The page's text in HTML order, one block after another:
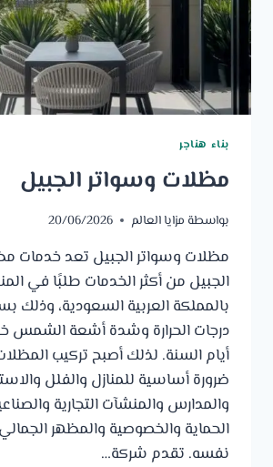
بناء هناجر
مظلات وسواتر الجبيل
بواسطة مزايا العالم 20/06/2026
مظلات وسواتر الجبيل تعد خدمات
الجبيل من أكثر الخدمات طلبًا في
بالمملكة العربية السعودية، وذلك
درجات الحرارة وشدة أشعة الشمس
أيام السنة. لذلك أصبح تركيب
ضرورة أساسية للمنازل والفلل
والمدارس والمنشآت التجارية
الحماية والخصوصية والمظهر
نفسه. تقدم شركة…